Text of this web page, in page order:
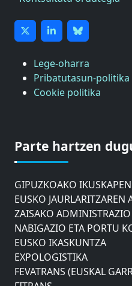
Lege-oharra
Pribatutasun-politika
Cookie politika
Parte hartzen
GIPUZKOAKO
DONOSTIAKO UDALEKO
AHOLKU BATZORDEA
GIPUZKOAKO
EUSKO JAURLARITZAREN
ZAISAKO
NABIGAZIO ETA PORTU
EUSKO IKASKUNTZA
EXPOLOGISTIKA
FEVATRANS (EUSKAL
FITRANS